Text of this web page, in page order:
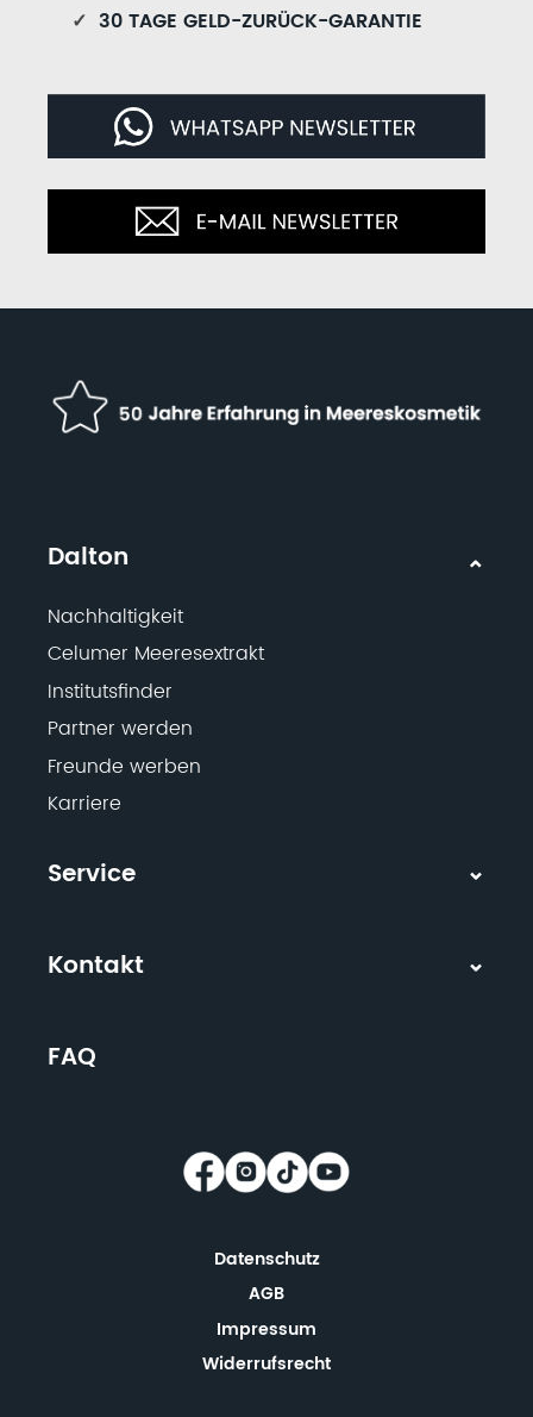
✓ 30 TAGE GELD-ZURÜCK-GARANTIE
Dalton
Nachhaltigkeit
Celumer Meeresextrakt
Institutsfinder
Partner werden
Freunde werben
Karriere
Service
Kontakt
FAQ
Datenschutz
AGB
Impressum
Widerrufsrecht